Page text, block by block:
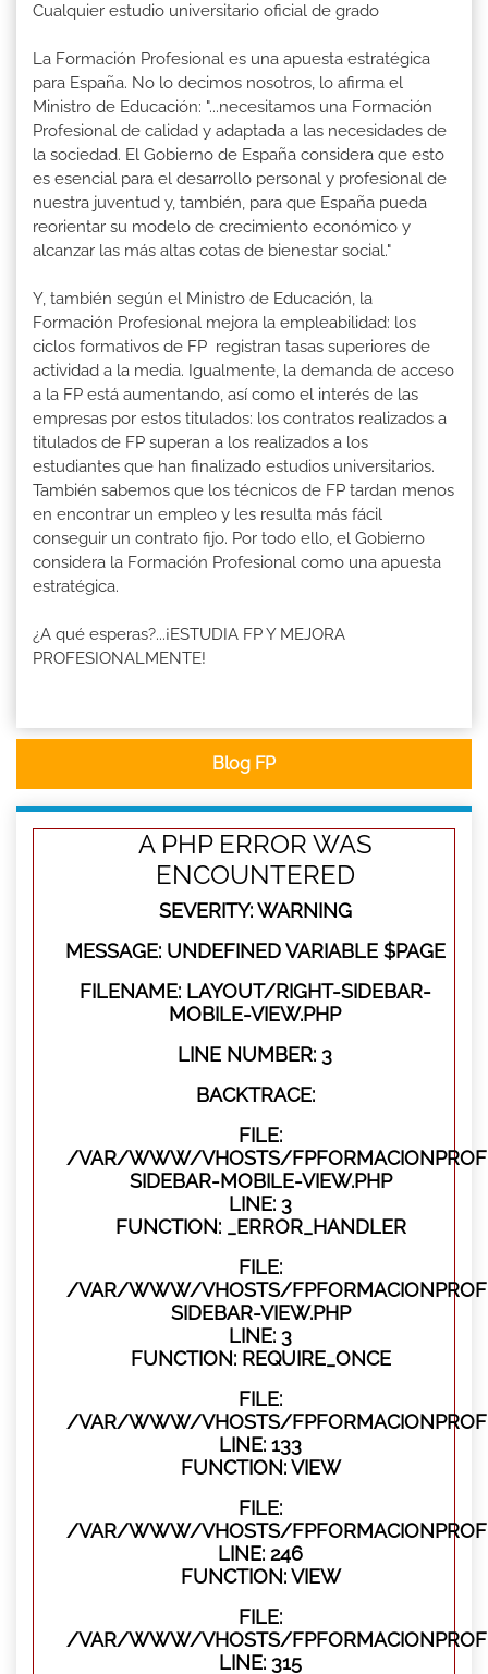
Cualquier estudio universitario oficial de grado
La Formación Profesional es una apuesta estratégica
para España. No lo decimos nosotros, lo afirma el
Ministro de Educación: "...necesitamos una Formación
Profesional de calidad y adaptada a las necesidades de
la sociedad. El Gobierno de España considera que esto
es esencial para el desarrollo personal y profesional de
nuestra juventud y, también, para que España pueda
reorientar su modelo de crecimiento económico y
alcanzar las más altas cotas de bienestar social."
Y, también según el Ministro de Educación, la
Formación Profesional mejora la empleabilidad: los
ciclos formativos de FP registran tasas superiores de
actividad a la media. Igualmente, la demanda de acceso
a la FP está aumentando, así como el interés de las
empresas por estos titulados: los contratos realizados a
titulados de FP superan a los realizados a los
estudiantes que han finalizado estudios universitarios.
También sabemos que los técnicos de FP tardan menos
en encontrar un empleo y les resulta más fácil
conseguir un contrato fijo. Por todo ello, el Gobierno
considera la Formación Profesional como una apuesta
estratégica.
¿A qué esperas?...¡ESTUDIA FP Y MEJORA
PROFESIONALMENTE!
Blog FP
A PHP ERROR WAS
ENCOUNTERED
SEVERITY: WARNING
MESSAGE: UNDEFINED VARIABLE $PAGE
FILENAME: LAYOUT/RIGHT-SIDEBAR-
MOBILE-VIEW.PHP
LINE NUMBER: 3
BACKTRACE:
FILE:
/VAR/WWW/VHOSTS/
SIDEBAR-MOBILE-VIEW.PHP
LINE: 3
FUNCTION: _ERROR_HANDLER
FILE:
/VAR/WWW/VHOSTS/
SIDEBAR-VIEW.PHP
LINE: 3
FUNCTION: REQUIRE_ONCE
FILE:
/VAR/WWW/VHOSTS/
LINE: 133
FUNCTION: VIEW
FILE:
/VAR/WWW/VHOSTS/
LINE: 246
FUNCTION: VIEW
FILE:
/VAR/WWW/VHOSTS/
LINE: 315